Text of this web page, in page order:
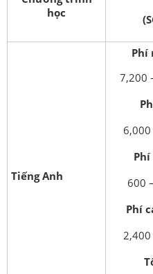
học
Tiếng Anh
Phí
7,200
600
Phí
2,400